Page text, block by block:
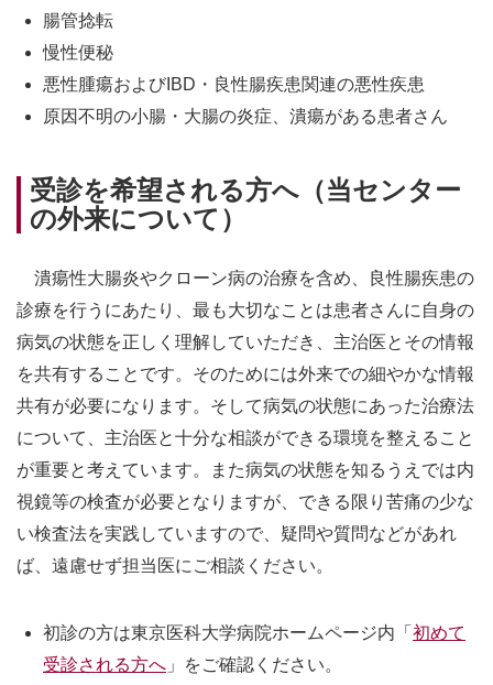
腸管捻転
慢性便秘
悪性腫瘍およびIBD・良性腸疾患関連の悪性疾患
原因不明の小腸・大腸の炎症、潰瘍がある患者さん
受診を希望される方へ（当センター
の外来について）
潰瘍性大腸炎やクローン病の治療を含め、良性腸疾患の
診療を行うにあたり、最も大切なことは患者さんに自身の
病気の状態を正しく理解していただき、主治医とその情報
を共有することです。そのためには外来での細やかな情報
共有が必要になります。そして病気の状態にあった治療法
について、主治医と十分な相談ができる環境を整えること
が重要と考えています。また病気の状態を知るうえでは内
視鏡等の検査が必要となりますが、できる限り苦痛の少な
い検査法を実践していますので、疑問や質問などがあれ
ば、遠慮せず担当医にご相談ください。
初診の方は東京医科大学病院ホームページ内「 初めて
受診される方へ 」をご確認ください。